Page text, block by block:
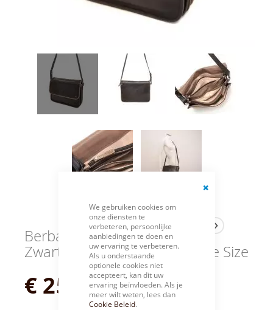
Bar
We gebruiken cookies om
onze diensten te
verbeteren, persoonlijke
aanbiedingen te doen en
uw ervaring te verbeteren.
Als u onderstaande
optionele cookies niet
accepteert, kan dit uw
ervaring beïnvloeden. Als je
meer wilt weten, lees dan
Cookie Beleid.
Berba Flap Bag Large
Zwart-Taupe 005-576-14-One Size
€ 259,95